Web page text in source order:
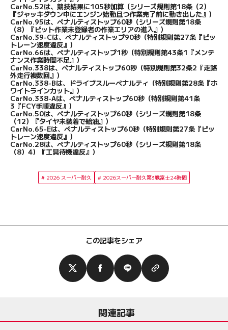
CarNo.52は、競技結果に105秒加算（シリーズ規則第18条（2）
『ジャッキダウン中にエンジン始動且つ作業完了前に動き出した』）
CarNo.95は、ペナルティストップ60秒（シリーズ規則第18条
（8）『ピット作業未登録者の作業エリアの進入』）
CarNo.39-Cは、ペナルティストップ90秒（特別規則第27条『ピッ
トレーン速度違反』）
CarNo.66は、ペナルティストップ1秒（特別規則第43条1『メンテ
ナンス作業時間不足』）
CarNo.338は、ペナルティストップ60秒（特別規則第32条2『走路
外走行複数回』）
CarNo.338-Bは、ドライブスルーペナルティ（特別規則第28条『ホ
ワイトラインカット』）
CarNo.338-Aは、ペナルティストップ60秒（特別規則第41条
3『FCY手順違反』）
CarNo.50は、ペナルティストップ60秒（シリーズ規則第18条
（12）『タイヤ未装着で給油』）
CarNo.65-Eは、ペナルティストップ60秒（特別規則第27条『ピッ
トレーン速度違反』）
CarNo.28は、ペナルティストップ60秒（シリーズ規則第18条
（8）4）『工具待機違反』）
2026 スーパー耐久 2026スーパー耐久第3戦富士24時間
この記事をシェア
関連記事